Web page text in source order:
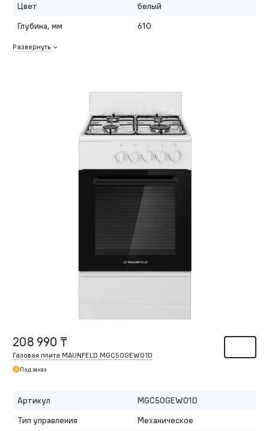
Цвет
белый
Глубина, мм
610
Развернуть
208 990 ₸
Газовая плита MAUNFELD MGC50GEW01D
Под заказ
Артикул
MGC50GEW01D
Тип управления
Механическое